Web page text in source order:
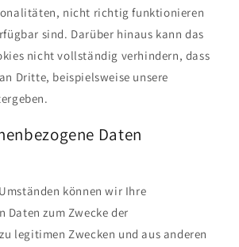
nicht richtig funktionieren
sind. Darüber hinaus kann das
nicht vollständig verhindern, dass
Dritte, beispielsweise unsere
Daten
können wir Ihre
Daten zum Zwecke der
legitimen Zwecken und aus anderen